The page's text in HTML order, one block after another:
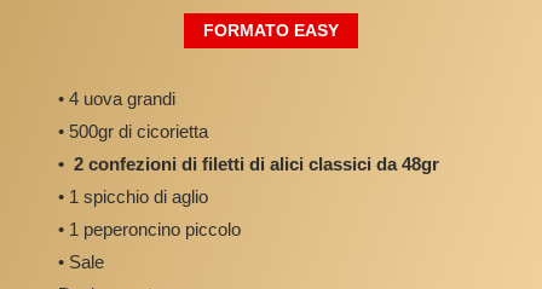
FORMATO EASY
• 4 uova grandi
• 500gr di cicorietta
• 2 confezioni di filetti di alici classici da 48gr
• 1 spicchio di aglio
• 1 peperoncino piccolo
• Sale